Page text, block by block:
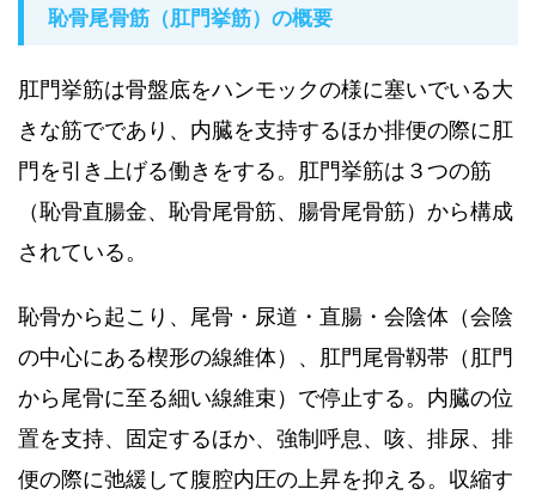
恥骨尾骨筋（肛門挙筋）の概要
肛門挙筋は骨盤底をハンモックの様に塞いでいる大
きな筋でであり、内臓を支持するほか排便の際に肛
門を引き上げる働きをする。肛門挙筋は３つの筋
（恥骨直腸金、恥骨尾骨筋、腸骨尾骨筋）から構成
されている。
恥骨から起こり、尾骨・尿道・直腸・会陰体（会陰
の中心にある楔形の線維体）、肛門尾骨靱帯（肛門
から尾骨に至る細い線維束）で停止する。内臓の位
置を支持、固定するほか、強制呼息、咳、排尿、排
便の際に弛緩して腹腔内圧の上昇を抑える。収縮す